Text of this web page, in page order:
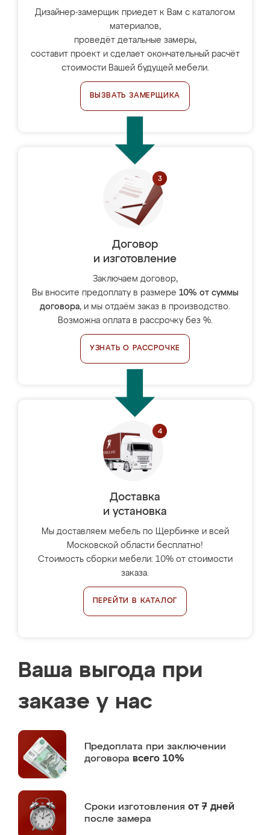
Дизайнер-замерщик приедет к Вам с каталогом
материалов,
проведёт детальные замеры,
составит проект и сделает окончательный расчёт
стоимости Вашей будущей мебели.
ВЫЗВАТЬ ЗАМЕРЩИКА
Договор
и изготовление
Заключаем договор,
Вы вносите предоплату в размере 10% от суммы
договора, и мы отдаём заказ в производство.
Возможна оплата в рассрочку без %.
УЗНАТЬ О РАССРОЧКЕ
Доставка
и установка
Мы доставляем мебель по Щербинке и всей
Московской области бесплатно!
Стоимость сборки мебели: 10% от стоимости
заказа.
ПЕРЕЙТИ В КАТАЛОГ
Ваша выгода при
заказе у нас
Предоплата при заключении
договора всего 10%
Сроки изготовления от 7 дней
после замера